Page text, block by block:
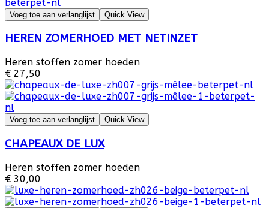
Voeg toe aan verlanglijst Quick View
HEREN ZOMERHOED MET NETINZET
Heren stoffen zomer hoeden
€ 27,50
Voeg toe aan verlanglijst Quick View
CHAPEAUX DE LUX
Heren stoffen zomer hoeden
€ 30,00